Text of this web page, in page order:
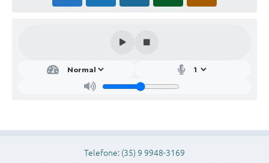
Telefone: (35) 9 9948-3169